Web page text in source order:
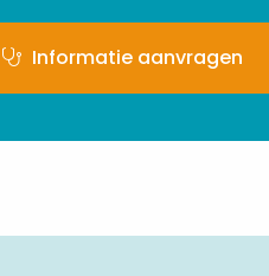
Informatie aanvragen